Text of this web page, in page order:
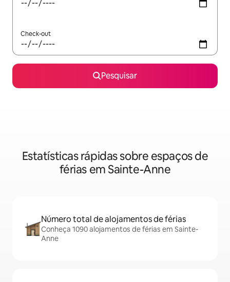
Check-out
Pesquisar
Estatísticas rápidas sobre espaços de
férias em Sainte-Anne
Número total de alojamentos de férias
Conheça 1090 alojamentos de férias em Sainte-
Anne